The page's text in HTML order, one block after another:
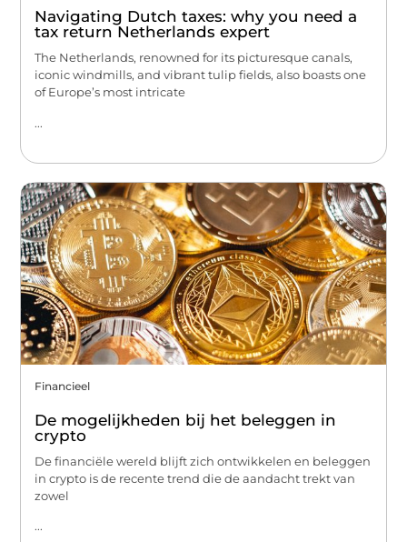
Navigating Dutch taxes: why you need a
tax return Netherlands expert
The Netherlands, renowned for its picturesque canals,
iconic windmills, and vibrant tulip fields, also boasts one
of Europe’s most intricate
...
Financieel
De mogelijkheden bij het beleggen in
crypto
De financiële wereld blijft zich ontwikkelen en beleggen
in crypto is de recente trend die de aandacht trekt van
zowel
...